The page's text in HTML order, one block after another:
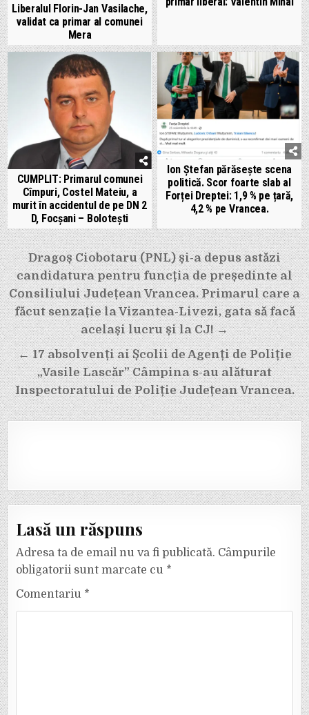
Liberalul Florin-Jan Vasilache,
validat ca primar al comunei
Mera
CUMPLIT: Primarul comunei
Cîmpuri, Costel Mateiu, a
murit în accidentul de pe DN 2
D, Focșani – Bolotești
Ion Ștefan părăsește scena
politică. Scor foarte slab al
Forței Dreptei: 1,9 % pe țară,
4,2 % pe Vrancea.
Navigare
în
articole
Dragoș Ciobotaru (PNL) și-a depus astăzi
candidatura pentru funcția de președinte al
Consiliului Județean Vrancea. Primarul care a
făcut senzație la Vizantea-Livezi, gata să facă
același lucru și la CJ! →
← 17 absolvenți ai Școlii de Agenți de Poliție
„Vasile Lascăr” Câmpina s-au alăturat
Inspectoratului de Poliție Județean Vrancea.
Lasă un răspuns
Adresa ta de email nu va fi publicată. Câmpurile
obligatorii sunt marcate cu *
Comentariu *